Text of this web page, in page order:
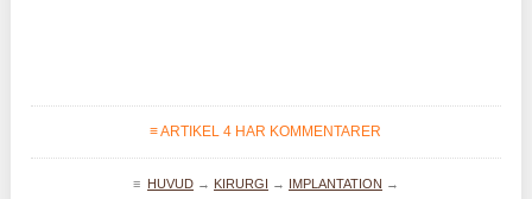
≡ ARTIKEL 4 HAR KOMMENTARER
≡ HUVUD→ KIRURGI → IMPLANTATION →